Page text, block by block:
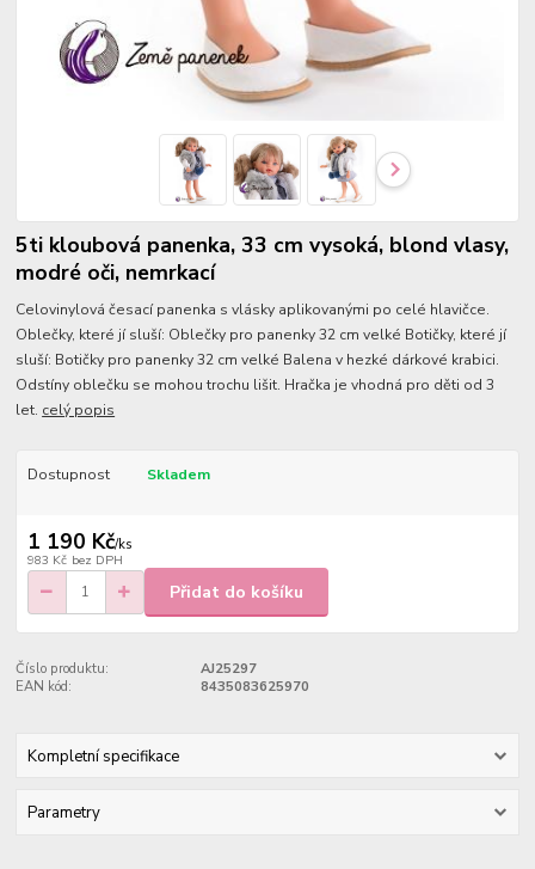
5ti kloubová panenka, 33 cm vysoká, blond vlasy,
modré oči, nemrkací
Celovinylová česací panenka s vlásky aplikovanými po celé hlavičce.
Oblečky, které jí sluší: Oblečky pro panenky 32 cm velké Botičky, které jí
sluší: Botičky pro panenky 32 cm velké Balena v hezké dárkové krabici.
Odstíny oblečku se mohou trochu lišit. Hračka je vhodná pro děti od 3
let. celý popis
Dostupnost Skladem
1 190 Kč/ks
983 Kč bez DPH
Přidat do košíku
Číslo produktu:
AJ25297
EAN kód:
8435083625970
Kompletní specifikace
Parametry